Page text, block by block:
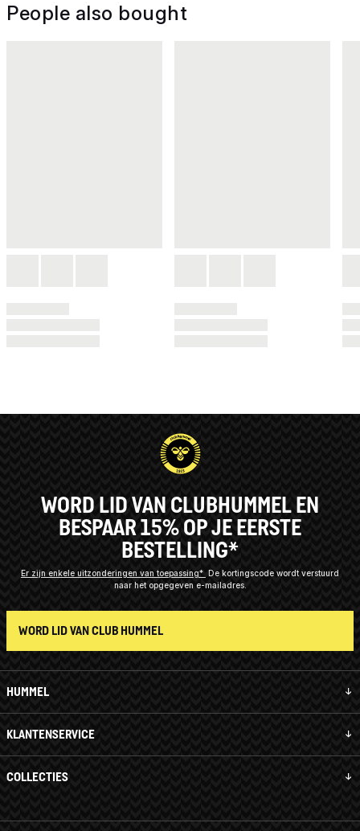
People also bought
HUMMEL
KLANTENSERVICE
COLLECTIES
WORD LID VAN CLUBHUMMEL EN
BESPAAR 15% OP JE EERSTE
BESTELLING*
Er zijn enkele uitzonderingen van toepassing*
De kortingscode wordt verstuurd
naar het opgegeven e-mailadres.
WORD LID VAN CLUB HUMMEL